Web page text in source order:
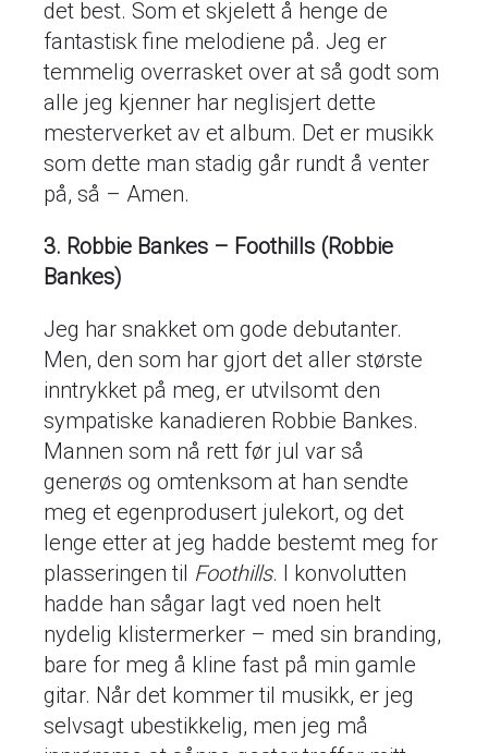
det best. Som et skjelett å henge de
fantastisk fine melodiene på. Jeg er
temmelig overrasket over at så godt som
alle jeg kjenner har neglisjert dette
mesterverket av et album. Det er musikk
som dette man stadig går rundt å venter
på, så – Amen.
3. Robbie Bankes – Foothills (Robbie
Bankes)
Jeg har snakket om gode debutanter.
Men, den som har gjort det aller største
inntrykket på meg, er utvilsomt den
sympatiske kanadieren Robbie Bankes.
Mannen som nå rett før jul var så
generøs og omtenksom at han sendte
meg et egenprodusert julekort, og det
lenge etter at jeg hadde bestemt meg for
plasseringen til Foothills. I konvolutten
hadde han sågar lagt ved noen helt
nydelig klistermerker – med sin branding,
bare for meg å kline fast på min gamle
gitar. Når det kommer til musikk, er jeg
selvsagt ubestikkelig, men jeg må